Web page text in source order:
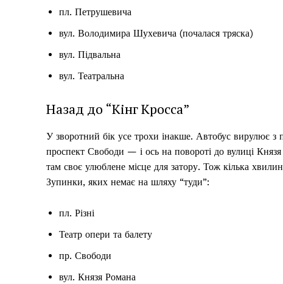
пл. Петрушевича
вул. Володимира Шухевича (почалася тряска)
вул. Підвальна
вул. Театральна
Назад до “Кінг Кросса”
У зворотний бік усе трохи інакше. Автобус вирулює з
проспект Свободи — і ось на повороті до вулиці
там своє улюблене місце для затору. Тож кілька
Зупинки, яких немає на шляху “туди”:
пл. Різні
Театр опери та балету
пр. Свободи
вул. Князя Романа